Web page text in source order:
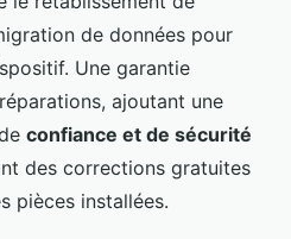
de données pour
Une garantie
ajoutant une
confiance et de sécurité
des corrections gratuites
pièces installées.